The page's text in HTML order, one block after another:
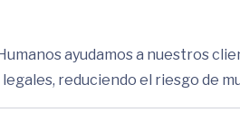
ayudamos a nuestros
reduciendo el riesgo de